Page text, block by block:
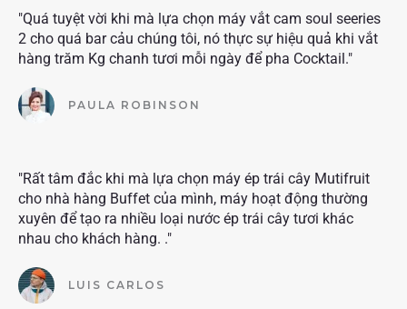
"Quá tuyệt vời khi mà lựa chọn máy vắt cam soul seeries
2 cho quá bar cảu chúng tôi, nó thực sự hiệu quả khi vắt
hàng trăm Kg chanh tươi mỗi ngày để pha Cocktail."
PAULA ROBINSON
"Rất tâm đắc khi mà lựa chọn máy ép trái cây Mutifruit
cho nhà hàng Buffet của mình, máy hoạt động thường
xuyên để tạo ra nhiều loại nước ép trái cây tươi khác
nhau cho khách hàng. ."
LUIS CARLOS